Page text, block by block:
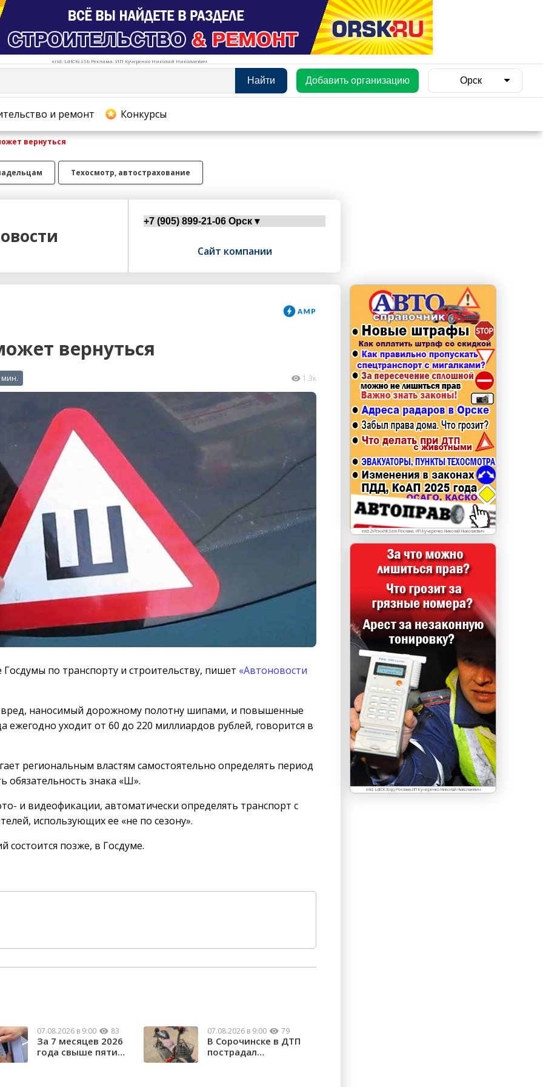
erid: LdtCKcsSb Реклама. ИП Кучеренко Николай Николаевич
Найти Добавить организацию Орск
и ремонт Конкурсы
erid: LdtCKJjWj Реклама. ИП Кучеренко Николай
Николаевич
вернуться
Техосмотр, автострахование
Сайт компании
вернуться
мин. 1.3к
по транспорту и строительству, пишет «Автоновости
наносимый дорожному полотну шипами, и повышенные
ежегодно уходит от 60 до 220 миллиардов рублей, говорится в
региональным властям самостоятельно определять период
обязательность знака «Ш».
и видеофикации, автоматически определять транспорт с
использующих ее «не по сезону».
состоится позже, в Госдуме.
07.08.2026 в 9:00 83
За 7 месяцев 2026
года свыше пяти
07.08.2026 в 9:00 79
В Сорочинске в ДТП
пострадал
erid:2VfnxxhKSem Реклама. ИП Кучеренко Николай Николаевич
erid: LdtCK3cqq Реклама.ИП Кучеренко Николай Николаевич